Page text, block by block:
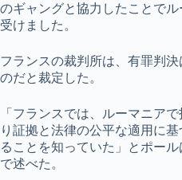
のギャングと協力したことで
受けました。
フランスの裁判所は、有罪判
のだと裁定した。
「フランスでは、ルーマニア
り証拠と法律の公平な適用に
ることを知っていた」とポー
で述べた。